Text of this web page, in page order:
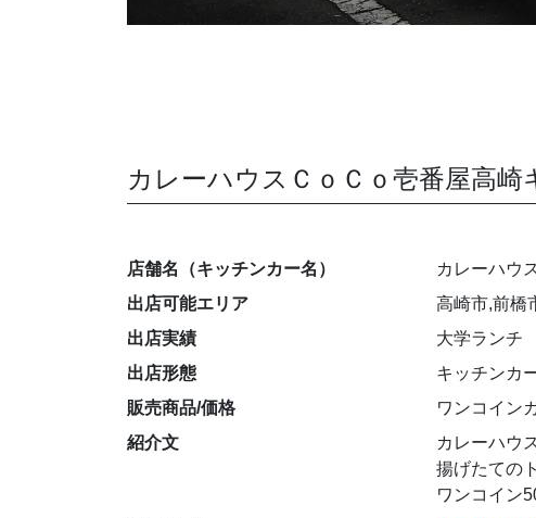
カレーハウスＣｏＣｏ壱番屋高崎
店舗名（キッチンカー名）
カレーハウ
出店可能エリア
高崎市,前橋
出店実績
大学ランチ
出店形態
キッチンカ
販売商品/価格
ワンコイン
紹介文
カレーハウ
揚げたての
ワンコイン